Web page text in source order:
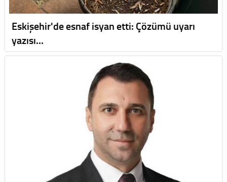
Eskişehir'de esnaf isyan etti: Çözümü uyarı
yazısı…